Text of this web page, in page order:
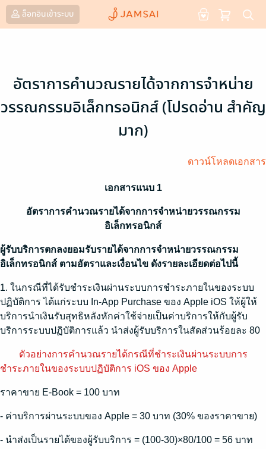
ล็อกอินเข้าระบบ
อัตราการคำนวณรายได้จากการจำหน่าย
วรรณกรรมอิเล็กทรอนิกส์ (โปรดอ่าน สำคัญ
มาก)
ดาวน์โหลดเอกสาร
เอกสารแนบ 1
อัตราการคำนวณรายได้จากการจำหน่ายวรรณกรรม
อิเล็กทรอนิกส์
ผู้รับบริการตกลงยอมรับรายได้จากการจำหน่ายวรรณกรรม
อิเล็กทรอนิกส์ ตามอัตราและเงื่อนไข ดังรายละเอียดต่อไปนี้
1. ในกรณีที่ได้รับชำระเงินผ่านระบบการชำระภายในของระบบ
ปฏิบัติการ ได้แก่ระบบ In-App Purchase ของ Apple iOS ให้ผู้ให้
บริการนำเงินรับสุทธิหลังหักค่าใช้จ่ายเป็นค่าบริการให้กับผู้รับ
บริการระบบปฏิบัติการแล้ว นำส่งผู้รับบริการในสัดส่วนร้อยละ 80
ตัวอย่างการคำนวณรายได้กรณีที่ชำระเงินผ่านระบบการ
ชำระภายในของระบบปฏิบัติการ iOS ของ Apple
ราคาขาย E-Book = 100 บาท
- ค่าบริการผ่านระบบของ Apple = 30 บาท (30% ของราคาขาย)
- นำส่งเป็นรายได้ของผู้รับบริการ = (100-30)×80/100 = 56 บาท